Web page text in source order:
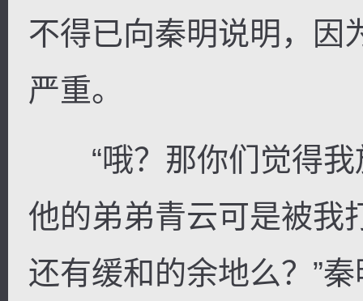
不得已向秦明说明，因
严重。
“哦？那你们觉得我
他的弟弟青云可是被我
还有缓和的余地么？”